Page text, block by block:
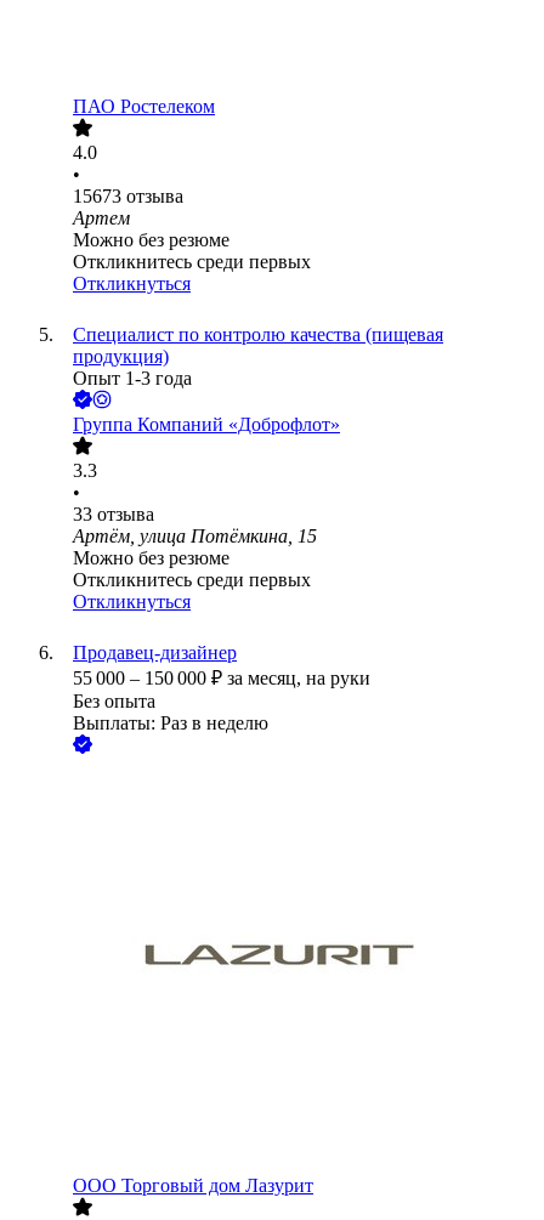
ПАО Ростелеком
4.0
•
15673 отзыва
Артем
Можно без резюме
Откликнитесь среди первых
Откликнуться
Специалист по контролю качества (пищевая
продукция)
Опыт 1-3 года
Группа Компаний «Доброфлот»
3.3
•
33 отзыва
Артём, улица Потёмкина, 15
Можно без резюме
Откликнитесь среди первых
Откликнуться
Продавец-дизайнер
55 000 – 150 000 ₽ за месяц, на руки
Без опыта
Выплаты: Раз в неделю
ООО Торговый дом Лазурит